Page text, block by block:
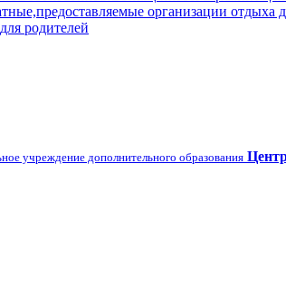
организации отдыха
родителей
учреждение дополнительного образования